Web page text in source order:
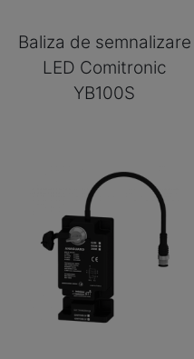
Baliza de semnalizare
LED Comitronic
YB100S